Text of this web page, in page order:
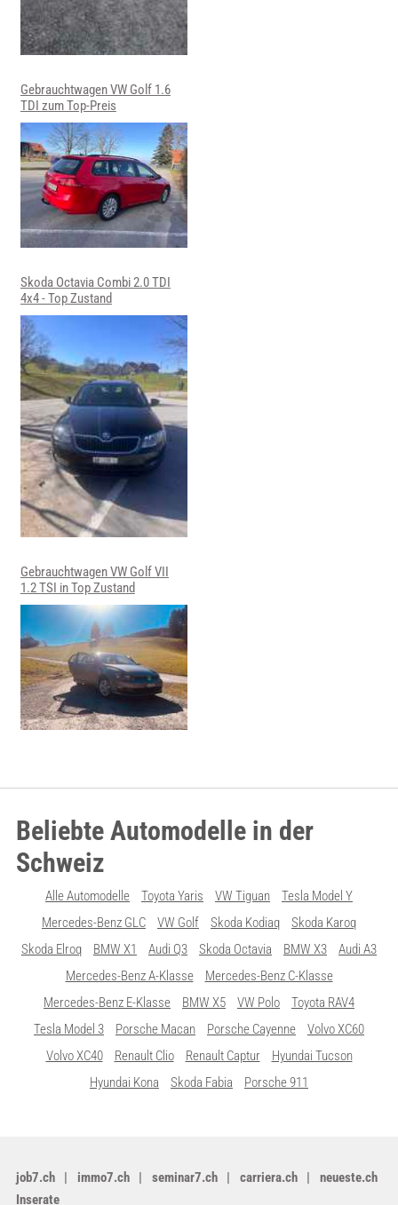
Gebrauchtwagen VW Golf 1.6
TDI zum Top-Preis
Skoda Octavia Combi 2.0 TDI
4x4 - Top Zustand
Gebrauchtwagen VW Golf VII
1.2 TSI in Top Zustand
Beliebte Automodelle in der
Schweiz
Alle Automodelle Toyota Yaris VW Tiguan
Tesla Model Y
Mercedes-Benz GLC
VW Golf Skoda Kodiaq
Skoda Karoq
Skoda Elroq
BMW X1 Audi Q3 Skoda Octavia BMW X3
Audi A3
Mercedes-Benz A-Klasse
Mercedes-Benz C-Klasse
Mercedes-Benz E-Klasse
BMW X5 VW Polo
Toyota RAV4
Tesla Model 3
Porsche Macan Porsche Cayenne
Volvo XC60
Volvo XC40
Renault Clio Renault Captur
Hyundai Tucson
Hyundai Kona
Skoda Fabia Porsche 911
job7.ch immo7.ch seminar7.ch carriera.ch
neueste.ch
Inserate